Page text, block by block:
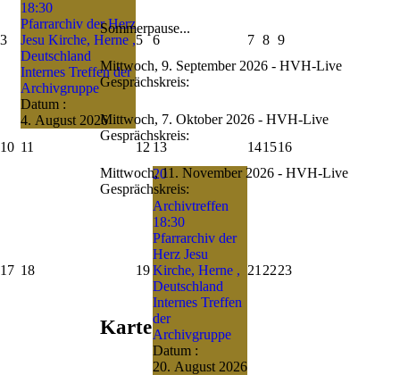
3
18:30
Pfarrarchiv der Herz
Jesu Kirche, Herne ,
Deutschland
Internes Treffen der
Archivgruppe
Datum :
4. August 2026
5 6 7 8 9
10 11 12 13 141516
17 18 19
20
Archivtreffen
18:30
Pfarrarchiv der
Herz Jesu
Kirche, Herne ,
Deutschland
Internes Treffen
der
Archivgruppe
Datum :
20. August 2026
21 2223
Sommerpause...
Mittwoch, 9. September 2026 - HVH-Live
Gesprächskreis:
Mittwoch, 7. Oktober 2026 - HVH-Live
Gesprächskreis:
Mittwoch, 11. November 2026 - HVH-Live
Gesprächskreis:
Karte